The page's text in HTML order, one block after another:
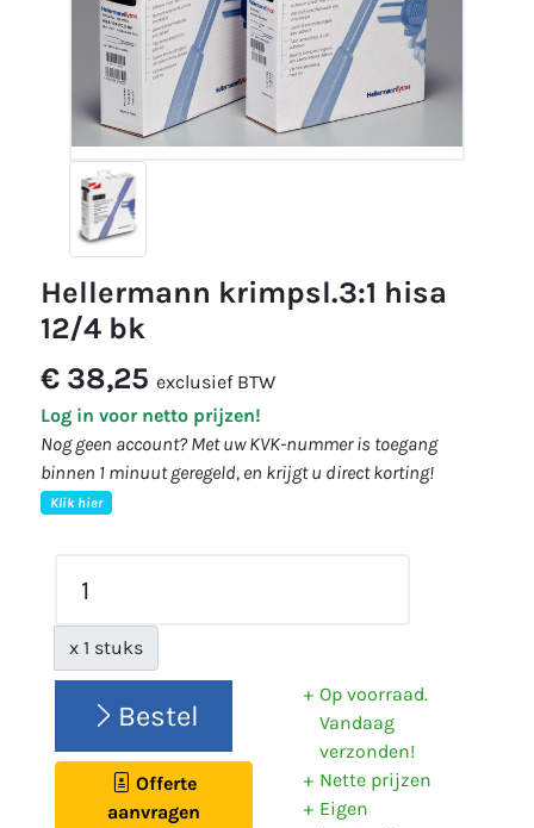
hellermann krimpsl.3:1 hisa
12/4 bk
€ 38,25 exclusief BTW
Log in voor netto prijzen!
Nog geen account? Met uw KVK-nummer is toegang
binnen 1 minuut geregeld, en krijgt u direct korting!
Klik hier
x 1 stuks
Bestel
Offerte
aanvragen
Op voorraad.
Vandaag
verzonden!
Nette prijzen
Eigen